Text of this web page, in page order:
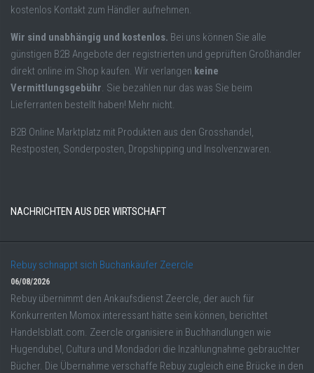
kostenlos Kontakt zum Händler aufnehmen.
Wir sind unabhängig und kostenlos. Bei uns können Sie alle
günstigen B2B Angebote der registrierten und geprüften Großhändler
direkt online im Shop kaufen. Wir verlangen keine
Vermittlungsgebühr. Sie bezahlen nur das was Sie beim
Lieferranten bestellt haben! Mehr nicht.
B2B Online Marktplatz mit Produkten aus den Grosshandel,
Restposten, Sonderposten, Dropshipping und Insolvenzwaren.
NACHRICHTEN AUS DER WIRTSCHAFT
Rebuy schnappt sich Buchankäufer Zeercle
06/08/2026
Rebuy übernimmt den Ankaufsdienst Zeercle, der auch für
Konkurrenten Momox interessant hätte sein können, berichtet
Handelsblatt.com. Zeercle organisiere in Buchhandlungen wie
Hugendubel, Cultura und Mondadori die Inzahlungnahme gebrauchter
Bücher. Die Übernahme verschaffe Rebuy zugleich eine Brücke in den